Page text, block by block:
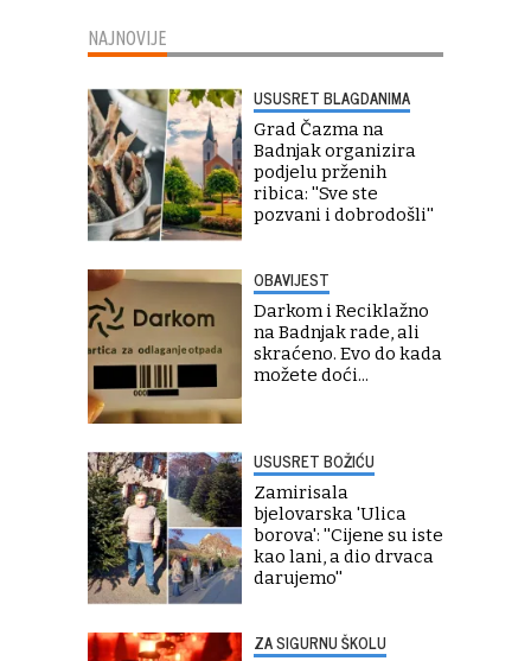
NAJNOVIJE
USUSRET BLAGDANIMA
Grad Čazma na
Badnjak organizira
podjelu prženih
ribica: ''Sve ste
pozvani i dobrodošli''
OBAVIJEST
Darkom i Reciklažno
na Badnjak rade, ali
skraćeno. Evo do kada
možete doći...
USUSRET BOŽIĆU
Zamirisala
bjelovarska 'Ulica
borova': ''Cijene su iste
kao lani, a dio drvaca
darujemo''
ZA SIGURNU ŠKOLU